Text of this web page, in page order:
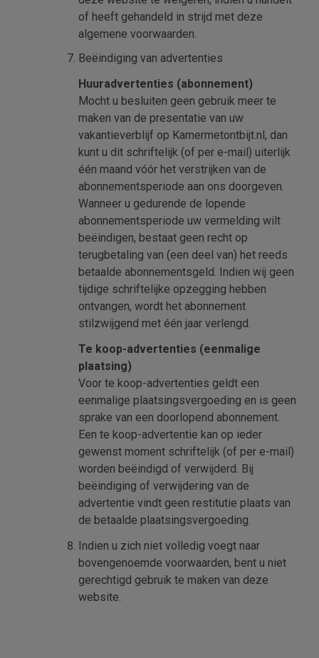
of heeft gehandeld in strijd met deze
algemene voorwaarden.
Beëindiging van advertenties
Huuradvertenties (abonnement)
Mocht u besluiten geen gebruik meer te
maken van de presentatie van uw
vakantieverblijf op Kamermetontbijt.nl, dan
kunt u dit schriftelijk (of per e-mail) uiterlijk
één maand vóór het verstrijken van de
abonnementsperiode aan ons doorgeven.
Wanneer u gedurende de lopende
abonnementsperiode uw vermelding wilt
beëindigen, bestaat geen recht op
terugbetaling van (een deel van) het reeds
betaalde abonnementsgeld. Indien wij geen
tijdige schriftelijke opzegging hebben
ontvangen, wordt het abonnement
stilzwijgend met één jaar verlengd.
Te koop-advertenties (eenmalige
plaatsing)
Voor te koop-advertenties geldt een
eenmalige plaatsingsvergoeding en is geen
sprake van een doorlopend abonnement.
Een te koop-advertentie kan op ieder
gewenst moment schriftelijk (of per e-mail)
worden beëindigd of verwijderd. Bij
beëindiging of verwijdering van de
advertentie vindt geen restitutie plaats van
de betaalde plaatsingsvergoeding.
Indien u zich niet volledig voegt naar
bovengenoemde voorwaarden, bent u niet
gerechtigd gebruik te maken van deze
website.